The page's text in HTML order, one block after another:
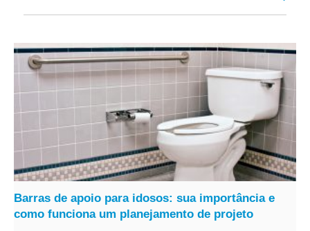
Barras de apoio para idosos: sua importância e
como funciona um planejamento de projeto